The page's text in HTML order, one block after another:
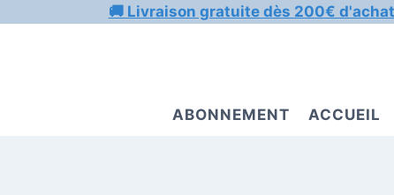
🚚 Livraison gratuite dès 200€ d'achat
ABONNEMENT ACCUEIL